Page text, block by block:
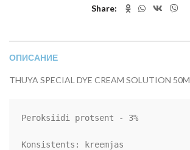
Share
ОПИСАНИЕ
THUYA SPECIAL DYE CREAM SOLUTION 50M
Peroksiidi protsent - 3%
Konsistents: kreemjas